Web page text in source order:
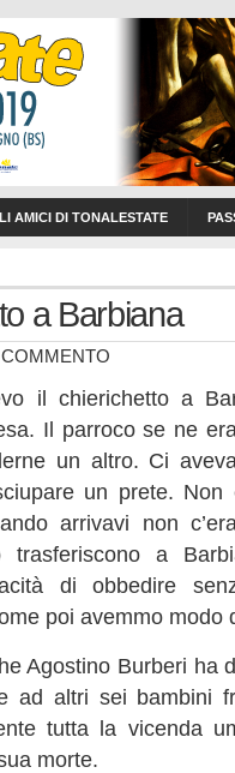
AMICI DI TONALESTATE
a Barbiana
il chierichetto a
Il parroco se ne
un altro. Ci
un prete. Non
arrivavi non
a
di obbedire
poi avemmo modo
Agostino Burberi ha
ad altri sei bambini
tutta la vicenda
morte.